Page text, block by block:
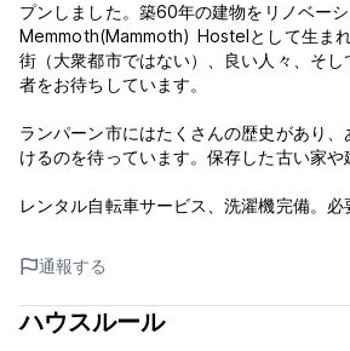
プンしました。築60年の建物をリノベー
Memmoth(Mammoth) Hostelとして生ま
街（大衆都市ではない）、良い人々、そ
者をお待ちしています。
ランパーン市にはたくさんの歴史があり
けるのを待っています。保存した古い家や
レンタル自転車サービス、洗濯機完備。必
ざまな客室タイプをご用意しております。
しみください。
誠にありがとうございます。皆様にお会い
通報する
ハウスルール